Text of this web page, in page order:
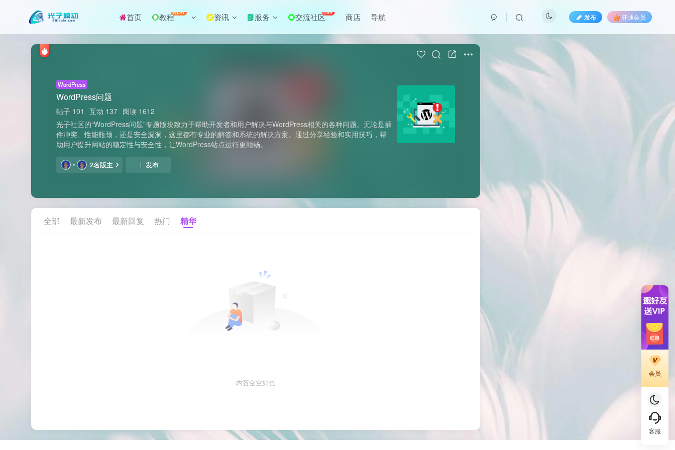
首页 教程NEW 资讯 服务 交流社区+99 商店 导航 发布 开通会员
WordPress
WordPress问题
帖子 101 互动 137 阅读 1612
光子社区的“WordPress问题”专题版块致力于帮助开发者和用户解决与WordPress相关的各种问题。无论是插
件冲突、性能瓶颈，还是安全漏洞，这里都有专业的解答和系统的解决方案。通过分享经验和实用技巧，帮
助用户提升网站的稳定性与安全性，让WordPress站点运行更顺畅。
2名版主 发布
全部 最新发布 最新回复 热门 精华
内容空空如也
会员
客服